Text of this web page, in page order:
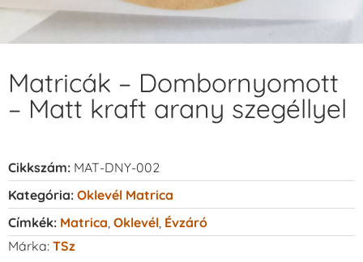
Matricák – Dombornyomott
– Matt kraft arany szegéllyel
Cikkszám: MAT-DNY-002
Kategória: Oklevél Matrica
Címkék: Matrica Oklevél Évzáró
Márka: TSz